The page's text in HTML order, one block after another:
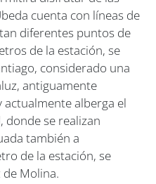
cuenta con líneas de
diferentes puntos de
de la estación, se
considerado una
antiguamente
alberga el
donde se realizan
también a
de la estación, se
de Molina.